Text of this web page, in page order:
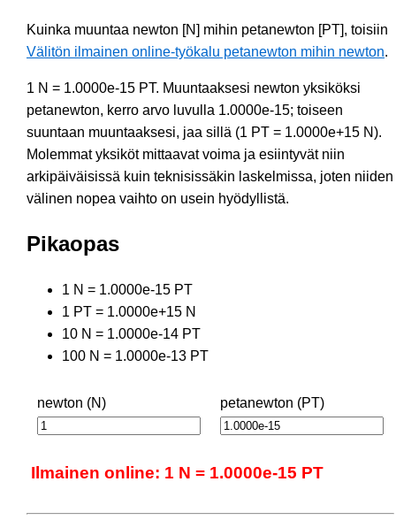
Kuinka muuntaa newton [N] mihin petanewton [PT], toisiin
Välitön ilmainen online-työkalu petanewton mihin newton.
1 N = 1.0000e-15 PT. Muuntaaksesi newton yksiköksi
petanewton, kerro arvo luvulla 1.0000e-15; toiseen
suuntaan muuntaaksesi, jaa sillä (1 PT = 1.0000e+15 N).
Molemmat yksiköt mittaavat voima ja esiintyvät niin
arkipäiväisissä kuin teknisissäkin laskelmissa, joten niiden
välinen nopea vaihto on usein hyödyllistä.
Pikaopas
1 N = 1.0000e-15 PT
1 PT = 1.0000e+15 N
10 N = 1.0000e-14 PT
100 N = 1.0000e-13 PT
newton (N) petanewton (PT)
Ilmainen online: 1 N = 1.0000e-15 PT